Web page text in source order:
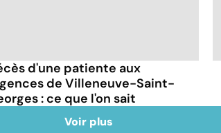
d'une patiente aux
de Villeneuve-Saint-
: ce que l'on sait
Voir plus